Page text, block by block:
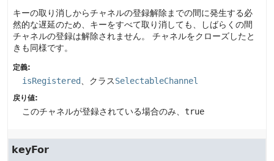
キーの取り消しからチャネルの登録解除までの間に発生する必
然的な遅延のため、キーをすべて取り消しても、しばらくの間
チャネルの登録は解除されません。
チャネルをクローズしたと
きも同様です。
定義:
isRegistered 、クラスSelectableChannel
戻り値:
このチャネルが登録されている場合のみ、 true
keyFor